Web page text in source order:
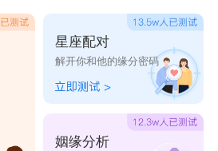
星座配对
解开你和他的缘分密码
姻缘分析